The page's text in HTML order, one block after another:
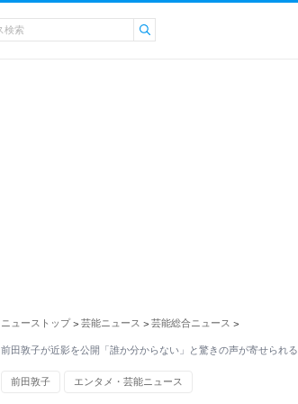
ニューストップ > 芸能ニュース > 芸能総合ニュース >
前田敦子が近影を公開「誰か分からない」と驚きの声が寄せられる
前田敦子 エンタメ・芸能ニュース